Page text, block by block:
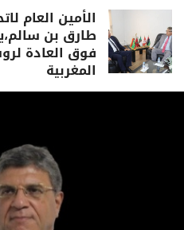
الأمين العام
طارق بن
فوق العادة
المغربية